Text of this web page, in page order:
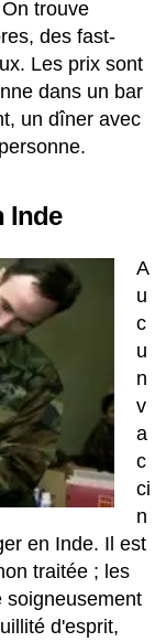
trouve
des fast-
Les prix sont
dans un bar
un dîner avec
Inde
A
u
c
u
n
v
a
c
ci
n
en Inde. Il est
traitée ; les
soigneusement
d'esprit,